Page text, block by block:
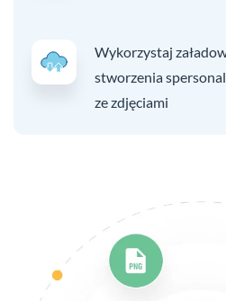
Wykorzystaj
stworzenia
ze zdjęciami